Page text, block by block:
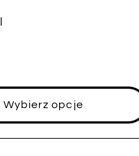
Wybierz opcje